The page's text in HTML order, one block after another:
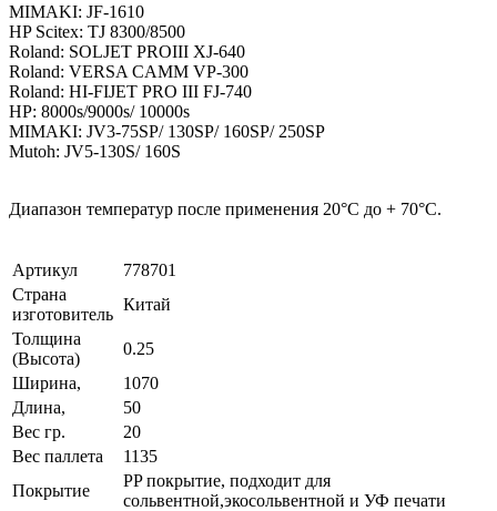
MIMAKI: JF-1610
HP Scitex: TJ 8300/8500
Roland: SOLJET PROIII XJ-640
Roland: VERSA CAMM VP-300
Roland: HI-FIJET PRO III FJ-740
HP: 8000s/9000s/ 10000s
MIMAKI: JV3-75SP/ 130SP/ 160SP/ 250SP
Mutoh: JV5-130S/ 160S
Диапазон температур после применения 20°C до + 70°C.
Артикул
778701
Страна
изготовитель
Китай
Толщина
(Высота)
0.25
Ширина,
1070
Длина,
50
Вес гр.
20
Вес паллета
1135
Покрытие
PP покрытие, подходит для
сольвентной,экосольвентной и УФ печати